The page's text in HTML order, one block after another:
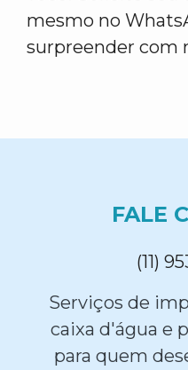
mesmo no
surpreender com
FALE
(11)
Serviços de
caixa d'água e
para quem